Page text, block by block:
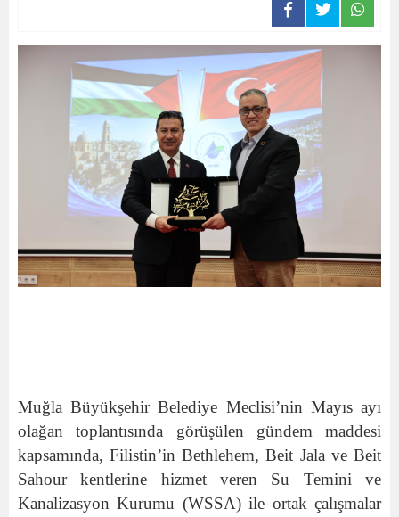
Muğla Büyükşehir Belediye Meclisi’nin Mayıs ayı
olağan toplantısında görüşülen gündem maddesi
kapsamında, Filistin’in Bethlehem, Beit Jala ve Beit
Sahour kentlerine hizmet veren Su Temini ve
Kanalizasyon Kurumu (WSSA) ile ortak çalışmalar